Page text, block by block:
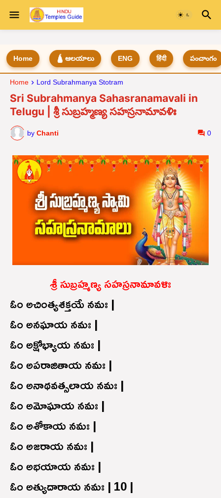
Home 🛕 ఆలయాలు ENG हिंदी పంచాంగం
Home Lord Subrahmanya Stotram
Sri Subrahmanya Sahasranamavali in
Telugu | శ్రీ సుబ్రహ్మణ్య సహస్రనామావళిః
by Chanti 0
శ్రీ సుబ్రహ్మణ్య సహస్రనామావళిః
ఓం అచింత్యశక్తయే నమః |
ఓం అనఘాయ నమః |
ఓం అక్షోభ్యాయ నమః |
ఓం అపరాజితాయ నమః |
ఓం అనాథవత్సలాయ నమః |
ఓం అమోఘాయ నమః |
ఓం అశోకాయ నమః |
ఓం అజరాయ నమః |
ఓం అభయాయ నమః |
ఓం అత్యుదారాయ నమః | 10 |